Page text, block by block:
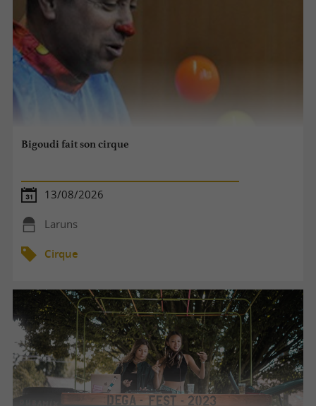
Bigoudi fait son cirque
13/08/2026
Laruns
Cirque